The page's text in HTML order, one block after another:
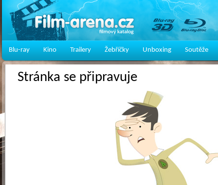
Blu-ray Kino Trailery Žebříčky Unboxing Soutěže
Stránka se připravuje